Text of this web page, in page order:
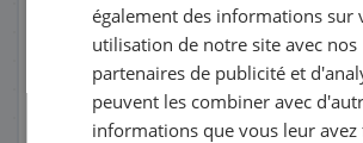
FRÉQUENCE
QUANTITÉ PAR LIVRAISON
également des informations sur
utilisation de notre site avec nos
partenaires de publicité et
peuvent les combiner avec
informations que vous leur